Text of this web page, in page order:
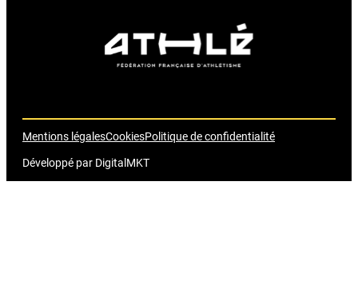
Mentions légalesCookiesPolitique de confidentialité
Développé par DigitalMKT